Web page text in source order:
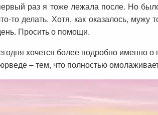
раз я тоже лежала после. Но
то делать. Хотя, как оказалось,
Просить о помощи.
хочется более подробно именно
– тем, что полностью